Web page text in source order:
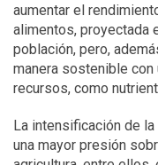
aumentar el
alimentos, proyectada
población, pero,
manera sostenible
recursos, como
La intensificación de
una mayor presión